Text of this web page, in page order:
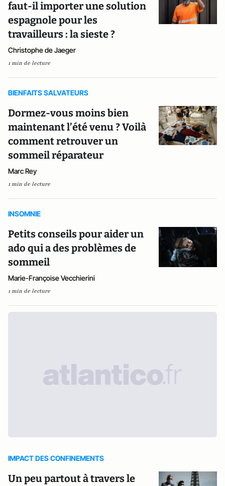
faut-il importer une solution
espagnole pour les
travailleurs : la sieste ?
Christophe de Jaeger
1 min de lecture
BIENFAITS SALVATEURS
Dormez-vous moins bien
maintenant l’été venu ? Voilà
comment retrouver un
sommeil réparateur
Marc Rey
1 min de lecture
INSOMNIE
Petits conseils pour aider un
ado qui a des problèmes de
sommeil
Marie-Françoise Vecchierini
1 min de lecture
IMPACT DES CONFINEMENTS
Un peu partout à travers le